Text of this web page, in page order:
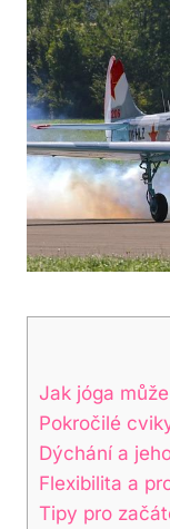
Jak jóga
Pokročilé
Dýchání a
Flexibilita a
Tipy pro